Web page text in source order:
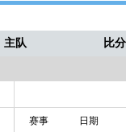
主队 比分
赛事 日期